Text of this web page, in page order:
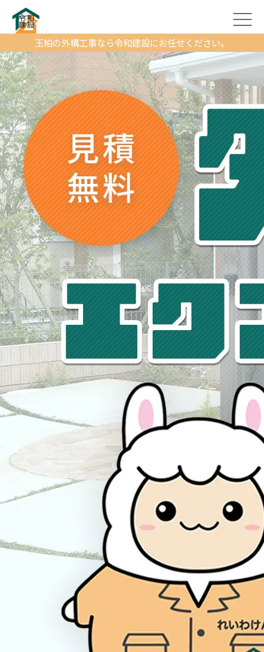
玉柏の外構工事なら令和建設にお任せください。